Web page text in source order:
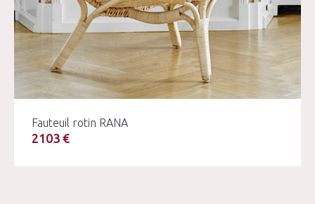
Fauteuil rotin RANA
2103 €